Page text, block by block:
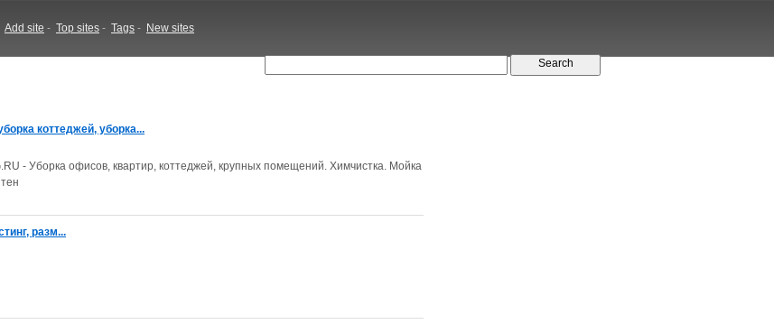
Add site - Top sites - Tags - New sites
коттеджей, уборка...
- Уборка офисов, квартир, коттеджей, крупных помещений. Химчистка. Мойка
разм...